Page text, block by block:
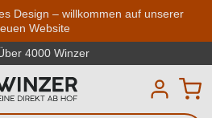
Zum Hauptinhalt springen
Design – willkommen auf unserer
Website
4000 Winzer
eingeben